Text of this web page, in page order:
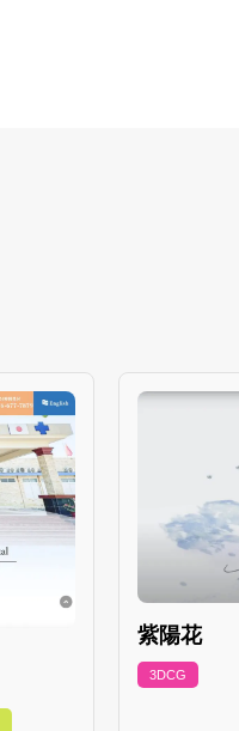
紫陽花
3DCG